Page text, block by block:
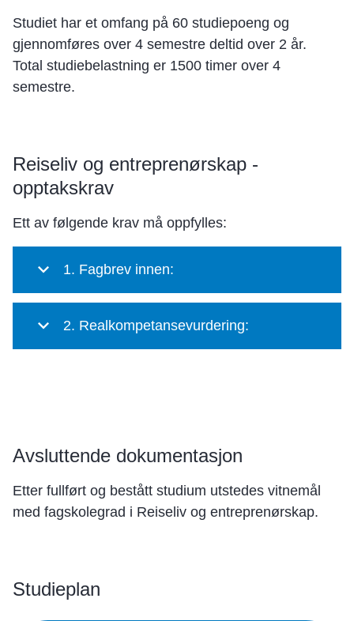
Studiet har et omfang på 60 studiepoeng og
gjennomføres over 4 semestre deltid over 2 år.
Total studiebelastning er 1500 timer over 4
semestre.
Reiseliv og entreprenørskap -
opptakskrav
Ett av følgende krav må oppfylles:
1. Fagbrev innen:
2. Realkompetansevurdering:
Avsluttende dokumentasjon
Etter fullført og bestått studium utstedes vitnemål
med fagskolegrad i Reiseliv og entreprenørskap.
Studieplan